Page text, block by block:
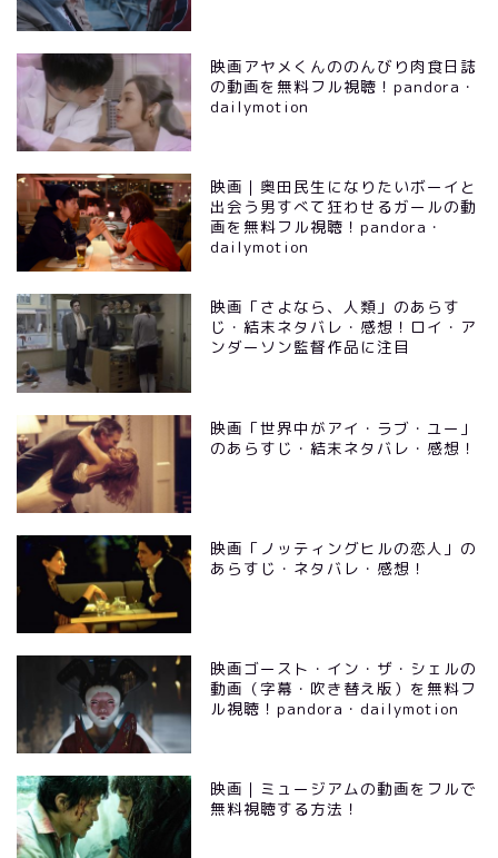
映画アヤメくんののんびり肉食日誌
の動画を無料フル視聴！pandora・
dailymotion
映画｜奥田民生になりたいボーイと
出会う男すべて狂わせるガールの動
画を無料フル視聴！pandora・
dailymotion
映画「さよなら、人類」のあらす
じ・結末ネタバレ・感想！ロイ・ア
ンダーソン監督作品に注目
映画「世界中がアイ・ラブ・ユー」
のあらすじ・結末ネタバレ・感想！
映画「ノッティングヒルの恋人」の
あらすじ・ネタバレ・感想！
映画ゴースト・イン・ザ・シェルの
動画（字幕・吹き替え版）を無料フ
ル視聴！pandora・dailymotion
映画｜ミュージアムの動画をフルで
無料視聴する方法！